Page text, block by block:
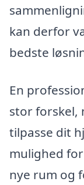
kan derfor
bedste
En
stor forskel,
tilpasse dit
mulighed
nye rum og